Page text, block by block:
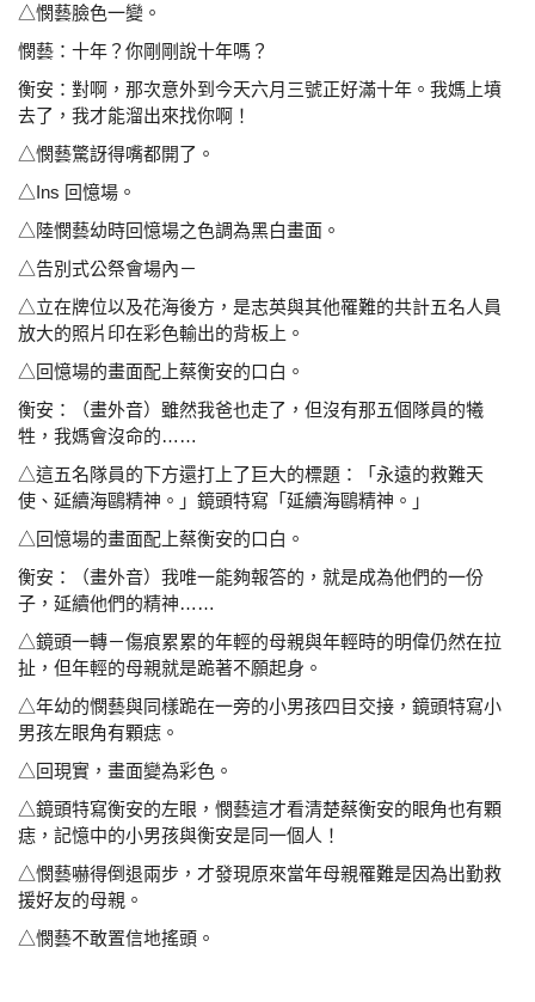
△憫藝臉色一變。
憫藝：十年？你剛剛說十年嗎？
衡安：對啊，那次意外到今天六月三號正好滿十年。我媽上墳
去了，我才能溜出來找你啊！
△憫藝驚訝得嘴都開了。
△Ins 回憶場。
△陸憫藝幼時回憶場之色調為黑白畫面。
△告別式公祭會場內－
△立在牌位以及花海後方，是志英與其他罹難的共計五名人員
放大的照片印在彩色輸出的背板上。
△回憶場的畫面配上蔡衡安的口白。
衡安：（畫外音）雖然我爸也走了，但沒有那五個隊員的犧
牲，我媽會沒命的……
△這五名隊員的下方還打上了巨大的標題：「永遠的救難天
使、延續海鷗精神。」鏡頭特寫「延續海鷗精神。」
△回憶場的畫面配上蔡衡安的口白。
衡安：（畫外音）我唯一能夠報答的，就是成為他們的一份
子，延續他們的精神……
△鏡頭一轉－傷痕累累的年輕的母親與年輕時的明偉仍然在拉
扯，但年輕的母親就是跪著不願起身。
△年幼的憫藝與同樣跪在一旁的小男孩四目交接，鏡頭特寫小
男孩左眼角有顆痣。
△回現實，畫面變為彩色。
△鏡頭特寫衡安的左眼，憫藝這才看清楚蔡衡安的眼角也有顆
痣，記憶中的小男孩與衡安是同一個人！
△憫藝嚇得倒退兩步，才發現原來當年母親罹難是因為出勤救
援好友的母親。
△憫藝不敢置信地搖頭。